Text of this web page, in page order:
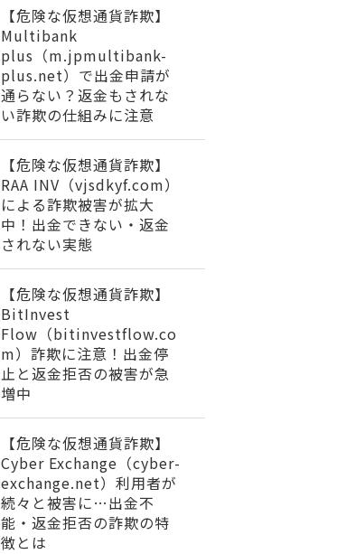
【危険な仮想通貨詐欺】
Multibank
plus（m.jpmultibank-
plus.net）で出金申請が
通らない？返金もされな
い詐欺の仕組みに注意
【危険な仮想通貨詐欺】
RAA INV（vjsdkyf.com）
による詐欺被害が拡大
中！出金できない・返金
されない実態
【危険な仮想通貨詐欺】
BitInvest
Flow（bitinvestflow.co
m）詐欺に注意！出金停
止と返金拒否の被害が急
増中
【危険な仮想通貨詐欺】
Cyber Exchange（cyber-
exchange.net）利用者が
続々と被害に…出金不
能・返金拒否の詐欺の特
徴とは